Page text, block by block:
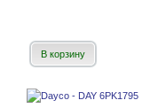
В корзину